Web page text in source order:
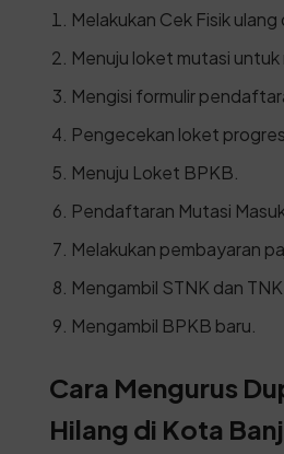
Melakukan Cek Fisik ulang
Menuju loket mutasi untuk
Mengisi formulir
Pengecekan loket
Menuju Loket BPKB.
Pendaftaran Mutasi
Melakukan pembayaran
Mengambil STNK dan
Mengambil BPKB baru.
Cara Mengurus
Hilang di Kota